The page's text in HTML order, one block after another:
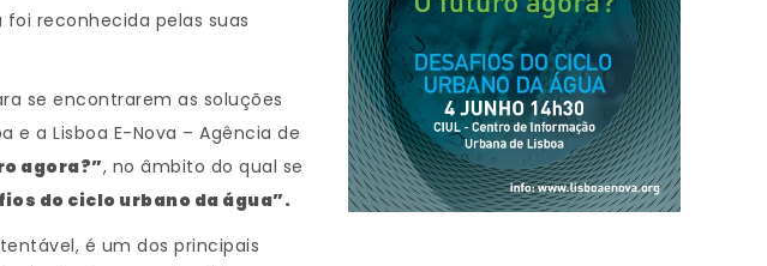
foi reconhecida pelas suas
se encontrarem as soluções
e a Lisboa E-Nova – Agência de
agora?”, no âmbito do qual se
do ciclo urbano da água”.
é um dos principais